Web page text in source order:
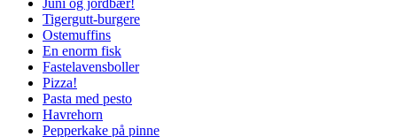
Tigergutt-burgere
Ostemuffins
En enorm fisk
Fastelavensboller
Pizza!
Pasta med pesto
Havrehorn
Pepperkake på pinne